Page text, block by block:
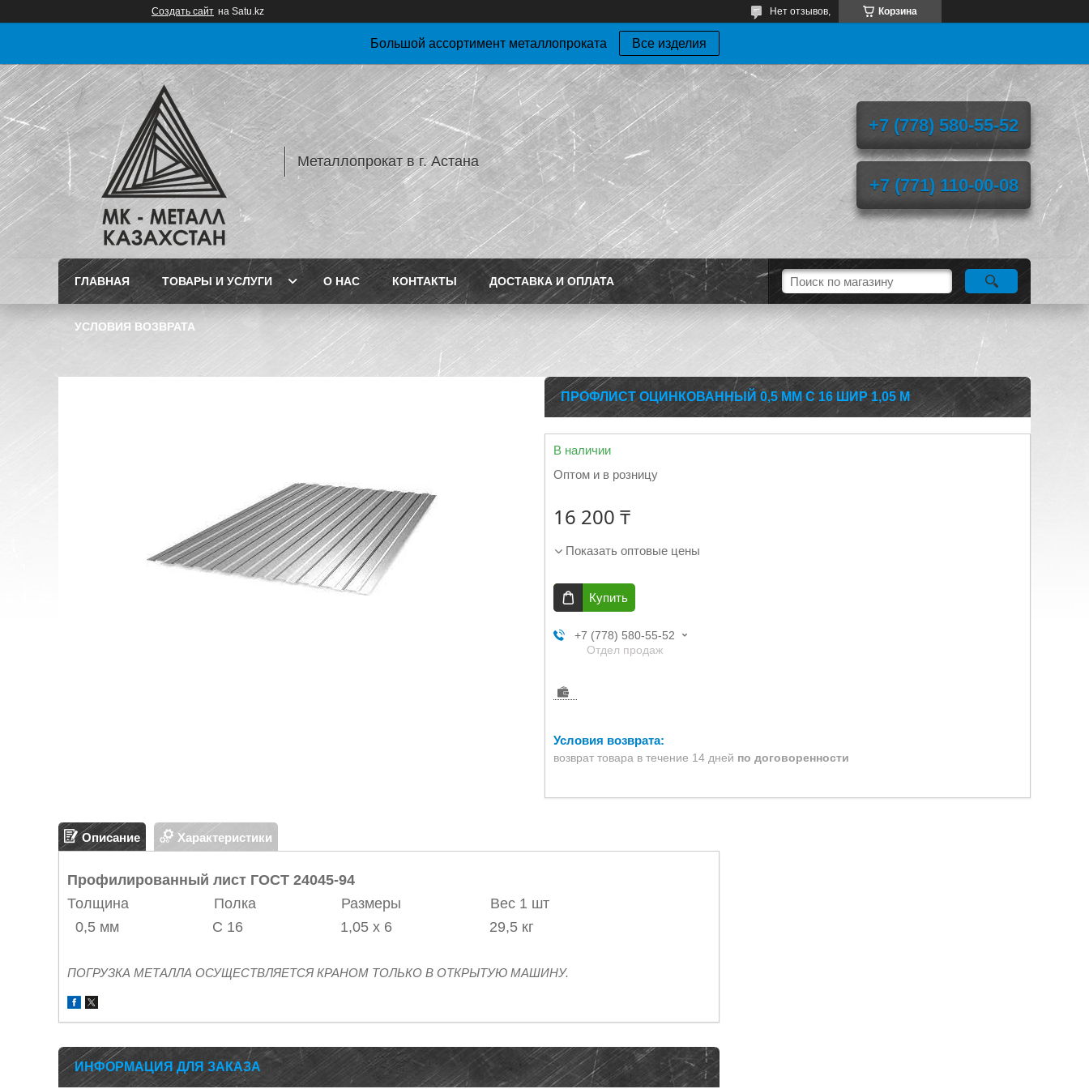
Создать сайт на Satu.kz Корзина
Нет отзывов,
Большой ассортимент металлопроката Все изделия
Металлопрокат в г. Астана
+7 (778) 580-55-52
+7 (771) 110-00-08
ГЛАВНАЯ ТОВАРЫ И УСЛУГИ О НАС КОНТАКТЫ ДОСТАВКА И ОПЛАТА
УСЛОВИЯ ВОЗВРАТА
ПРОФЛИСТ ОЦИНКОВАННЫЙ 0,5 ММ С 16 ШИР 1,05 М
В наличии
Оптом и в розницу
16 200 ₸
Показать оптовые цены
Купить
+7 (778) 580-55-52
Отдел продаж
возврат товара в течение 14 дней по договоренности
Описание Характеристики
Профилированный лист ГОСТ 24045-94
Толщина Полка Размеры Вес 1 шт
0,5 мм С 16 1,05 х 6 29,5 кг
ПОГРУЗКА МЕТАЛЛА ОСУЩЕСТВЛЯЕТСЯ КРАНОМ ТОЛЬКО В ОТКРЫТУЮ МАШИНУ.
ИНФОРМАЦИЯ ДЛЯ ЗАКАЗА